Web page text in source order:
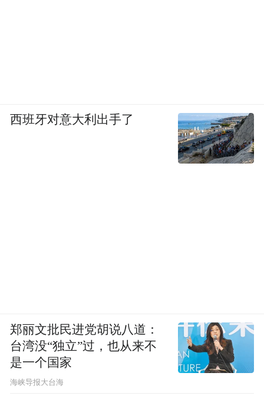
西班牙对意大利出手了
郑丽文批民进党胡说八道：
台湾没“独立”过，也从来不
是一个国家
​海峡导报大台海